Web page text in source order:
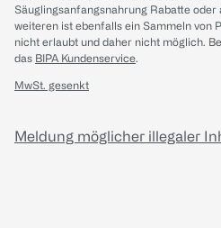
Säuglingsanfangsnahrung Rabatte oder
weiteren ist ebenfalls ein Sammeln von
nicht erlaubt und daher nicht möglich.
das BIPA Kundenservice.
MwSt. gesenkt
Meldung möglicher illegaler